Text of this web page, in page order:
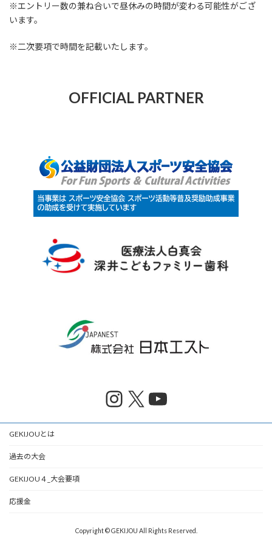
※エントリー数の兼ね合いで昼休みの時間が変わる可能性がござ
います。
※二次要項で時間を記載いたします。
OFFICIAL PARTNER
Instagram
X YouTube
GEKIJOUとは
過去の大会
GEKIJOU４_大会要項
応援金
Copyright © GEKIJOU All Rights Reserved.